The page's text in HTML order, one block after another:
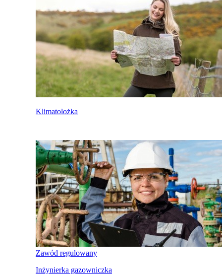
Klimatolożka
Zawód regulowany
Inżynierka gazowniczka